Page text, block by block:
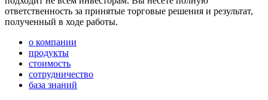
ответственность за принятые торговые решения и результат,
полученный в ходе работы.
о компании
продукты
стоимость
сотрудничество
база знаний